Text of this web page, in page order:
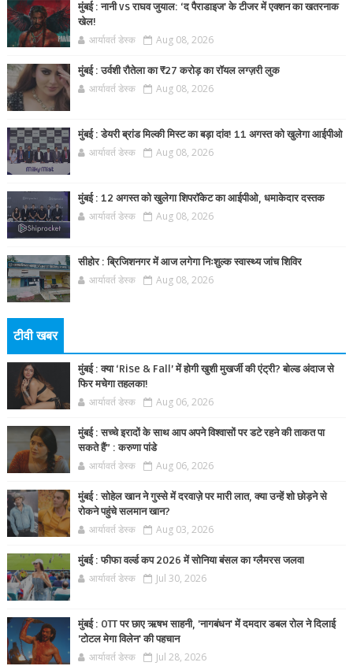
मुंबई : नानी vs राघव जुयाल: ‘द पैराडाइज’ के टीजर में एक्शन का खतरनाक
खेल!
आर्यावर्त डेस्क Aug 08, 2026
मुंबई : उर्वशी रौतेला का ₹27 करोड़ का रॉयल लग्ज़री लुक
आर्यावर्त डेस्क Aug 08, 2026
मुंबई : डेयरी ब्रांड मिल्की मिस्ट का बड़ा दांव! 11 अगस्त को खुलेगा आईपीओ
आर्यावर्त डेस्क Aug 08, 2026
मुंबई : 12 अगस्त को खुलेगा शिपरॉकेट का आईपीओ, धमाकेदार दस्तक
आर्यावर्त डेस्क Aug 08, 2026
सीहोर : ब्रिजिशनगर में आज लगेगा निःशुल्क स्वास्थ्य जांच शिविर
आर्यावर्त डेस्क Aug 08, 2026
टीवी खबर
मुंबई : क्या ‘Rise & Fall’ में होगी खुशी मुखर्जी की एंट्री? बोल्ड अंदाज से
फिर मचेगा तहलका!
आर्यावर्त डेस्क Aug 06, 2026
मुंबई : सच्चे इरादों के साथ आप अपने विश्वासों पर डटे रहने की ताकत पा
सकते हैं” : करुणा पांडे
आर्यावर्त डेस्क Aug 06, 2026
मुंबई : सोहेल खान ने गुस्से में दरवाज़े पर मारी लात, क्या उन्हें शो छोड़ने से
रोकने पहुंचे सलमान खान?
आर्यावर्त डेस्क Aug 03, 2026
मुंबई : फीफा वर्ल्ड कप 2026 में सोनिया बंसल का ग्लैमरस जलवा
आर्यावर्त डेस्क Jul 30, 2026
मुंबई : OTT पर छाए ऋषभ साहनी, 'नागबंधन' में दमदार डबल रोल ने दिलाई
'टोटल मेगा विलेन' की पहचान
आर्यावर्त डेस्क Jul 28, 2026